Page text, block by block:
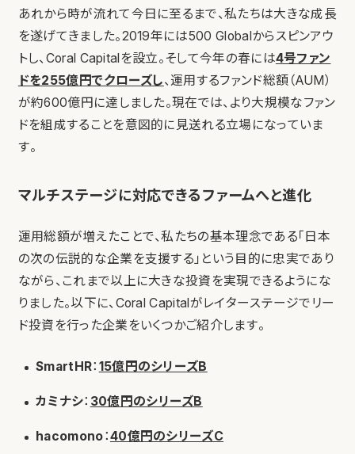
あれから時が流れて今日に至るまで、私たちは大きな成長
を遂げてきました。2019年には500 Globalからスピンアウ
トし、Coral Capitalを設立。そして今年の春には4号ファン
ドを255億円でクローズし、運用するファンド総額（AUM）
が約600億円に達しました。現在では、より大規模なファン
ドを組成することを意図的に見送れる立場になっていま
す。
マルチステージに対応できるファームへと進化
運用総額が増えたことで、私たちの基本理念である「日本
の次の伝説的な企業を支援する」という目的に忠実であり
ながら、これまで以上に大きな投資を実現できるようにな
りました。以下に、Coral Capitalがレイターステージでリー
ド投資を行った企業をいくつかご紹介します。
SmartHR： 15億円のシリーズB
カミナシ： 30億円のシリーズB
hacomono：40億円のシリーズC